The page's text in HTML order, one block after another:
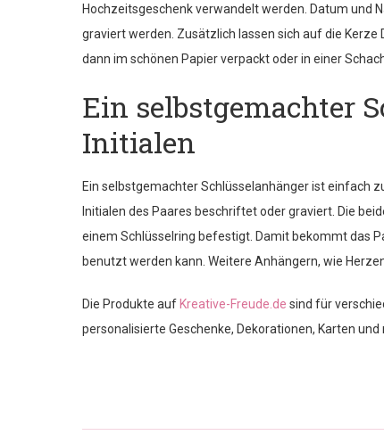
Hochzeitsgeschenk verwandelt werden. Datum und
graviert werden. Zusätzlich lassen sich auf die
dann im schönen Papier verpackt oder in einer
Ein selbstgemachter
Initialen
Ein selbstgemachter Schlüsselanhänger ist einfach
Initialen des Paares beschriftet oder graviert. Die
einem Schlüsselring befestigt. Damit bekommt das
benutzt werden kann. Weitere Anhängern, wie
Die Produkte aufKreative-Freude.de sind für
personalisierte Geschenke, Dekorationen, Karten